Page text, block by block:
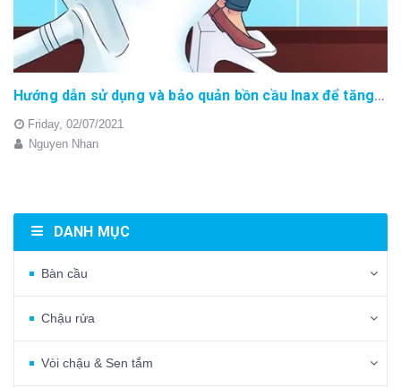
Hướng dẫn sử dụng và bảo quản bồn cầu Inax để tăng độ bền
Friday, 02/07/2021
Nguyen Nhan
DANH MỤC
Bàn cầu
Chậu rửa
Vòi chậu & Sen tắm